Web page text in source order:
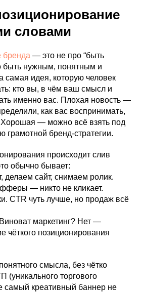
словами
бренда — это не про “быть
быть нужным, понятным и
самая идея, которую человек
кто вы, в чём ваш смысл и
именно вас. Плохая новость —
как вас воспринимать,
Хорошая — можно всё взять под
грамотной бренд-стратегии.
происходит слив
обычно бывает:
делаем сайт, снимаем ролик.
— никто не кликает.
CTR чуть лучше, но продаж всё
маркетинг? Нет —
чёткого позиционирования
смысла, без чётко
(уникального торгового
самый креативный баннер не